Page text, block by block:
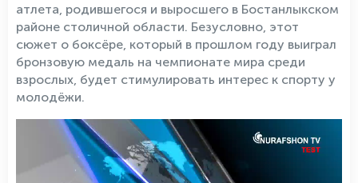
атлета, родившегося и выросшего в Бостанлыкском
районе столичной области. Безусловно, этот
сюжет о боксёре, который в прошлом году выиграл
бронзовую медаль на чемпионате мира среди
взрослых, будет стимулировать интерес к спорту у
молодёжи.